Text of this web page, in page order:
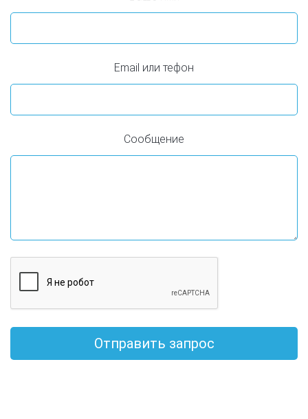
Email или тефон
Сообщение
Отправить запрос